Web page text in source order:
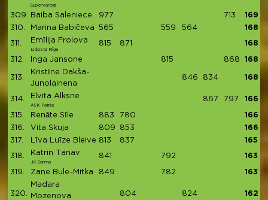
Supervaroņi
309. Baiba Saleniece 977 713
1690
310.
Marina Babičeva 565 559 564 1688
311. Emīlija Frolova
Lidosta Rīga
815 871 1686
312. Inga Jansone 815 868 1683
313.
Kristīne Dakša-
Junolainena
846 834 1680
314. Elvita Alksne
ASK Patria
867 797 1664
315. Renāte Sīle 883 780
1663
316.
Vita Skuja 809 853
1662
317.
Līva Luīze Bleive 813 837 1650
318. Katrin Tänav
JK Sarma
841 792 1633
319. Zane Bule-Mitka 849 782 1631
320.
Madara
Mozenova
804 824 1628